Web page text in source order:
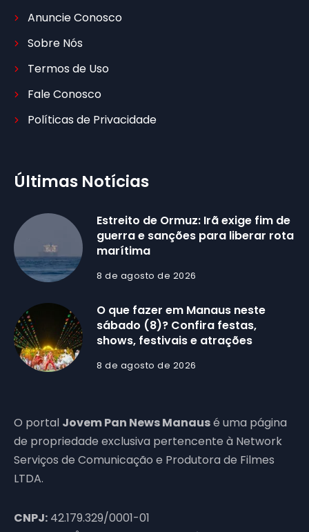
Anuncie Conosco
Sobre Nós
Termos de Uso
Fale Conosco
Políticas de Privacidade
Últimas Notícias
Estreito de Ormuz: Irã exige fim de
guerra e sanções para liberar rota
marítima
8 de agosto de 2026
O que fazer em Manaus neste
sábado (8)? Confira festas,
shows, festivais e atrações
8 de agosto de 2026
O portal Jovem Pan News Manausé uma página
de propriedade exclusiva pertencente à Network
Serviços de Comunicação e Produtora de Filmes
LTDA.
CNPJ: 42.179.329/0001-01